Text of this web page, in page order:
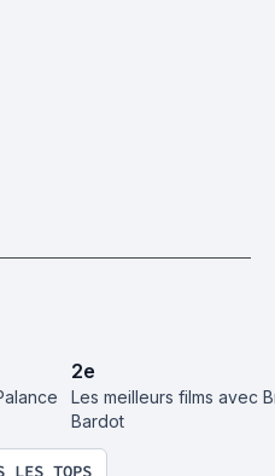
2e
Les meilleurs films avec
Bardot
LES TOPS